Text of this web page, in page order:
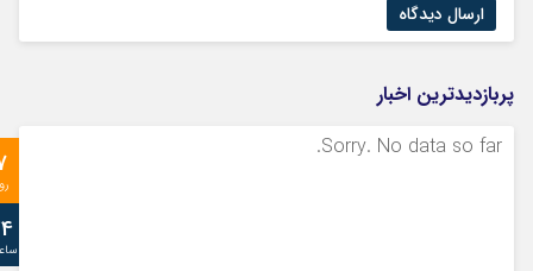
ارسال دیدگاه
پربازدیدترین اخبار
Sorry. No data so far.